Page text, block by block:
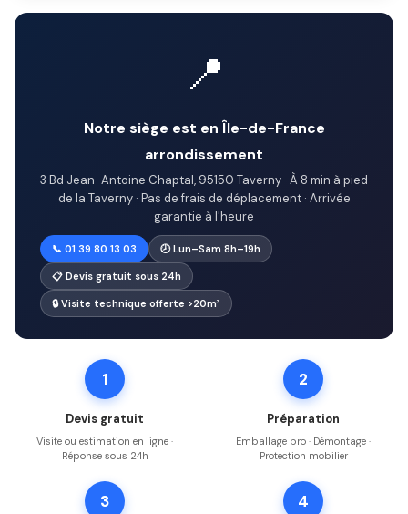
📍
Notre siège est en Île-de-France
arrondissement
3 Bd Jean-Antoine Chaptal, 95150 Taverny · À 8 min à pied
de la Taverny · Pas de frais de déplacement · Arrivée
garantie à l'heure
📞 01 39 80 13 03 🕗 Lun–Sam 8h–19h
📋 Devis gratuit sous 24h
🔒 Visite technique offerte >20m³
1
Devis gratuit
Visite ou estimation en ligne ·
Réponse sous 24h
2
Préparation
Emballage pro · Démontage ·
Protection mobilier
3 4